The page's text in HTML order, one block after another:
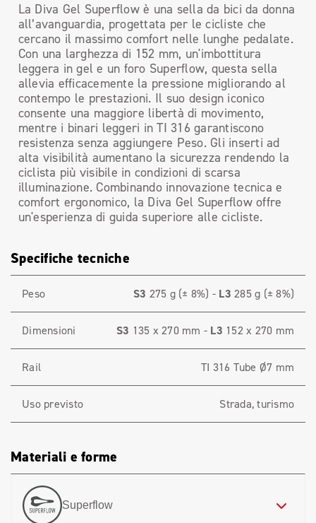
La Diva Gel Superflow è una sella da bici da donna
all’avanguardia, progettata per le cicliste che
cercano il massimo comfort nelle lunghe pedalate.
Con una larghezza di 152 mm, un'imbottitura
leggera in gel e un foro Superflow, questa sella
allevia efficacemente la pressione migliorando al
contempo le prestazioni. Il suo design iconico
consente una maggiore libertà di movimento,
mentre i binari leggeri in TI 316 garantiscono
resistenza senza aggiungere Peso. Gli inserti ad
alta visibilità aumentano la sicurezza rendendo la
ciclista più visibile in condizioni di scarsa
illuminazione. Combinando innovazione tecnica e
comfort ergonomico, la Diva Gel Superflow offre
un'esperienza di guida superiore alle cicliste.
Specifiche tecniche
Peso S3 275 g (± 8%) - L3 285 g (± 8%)
Dimensioni S3 135 x 270 mm - L3 152 x 270 mm
Rail TI 316 Tube Ø7 mm
Uso previsto Strada, turismo
Materiali e forme
Superflow